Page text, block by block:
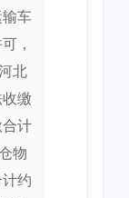
车
，
北
缴
计
物
约